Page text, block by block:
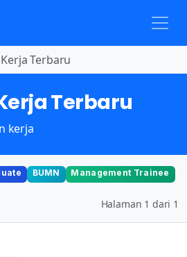
Terbaru
Terbaru
kerja
BUMN
Management Trainee
Halaman 1 dari 1